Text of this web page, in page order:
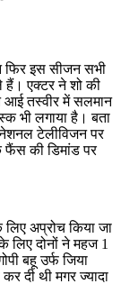
इस सीजन सभी
एक्टर ने शो की
आई तस्वीर में सलमान
भी लगाया है। बता
टेलीविजन पर
फैंस की डिमांड पर
अप्रोच किया जा
लिए दोनों ने महज 1
बहू उर्फ जिया
दी थी मगर ज्यादा